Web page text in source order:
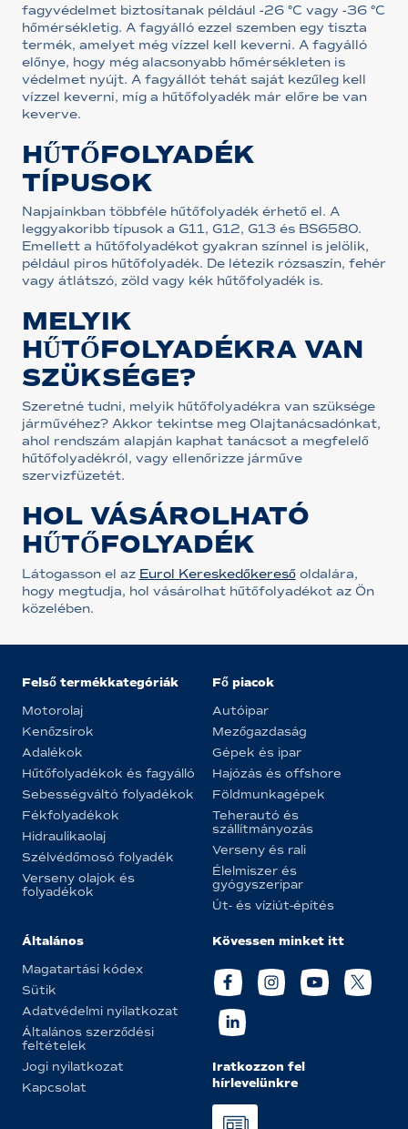
fagyvédelmet biztosítanak például -26 °C vagy -36 °C
hőmérsékletig. A fagyálló ezzel szemben egy tiszta
termék, amelyet még vízzel kell keverni. A fagyálló
előnye, hogy még alacsonyabb hőmérsékleten is
védelmet nyújt. A fagyállót tehát saját kezűleg kell
vízzel keverni, míg a hűtőfolyadék már előre be van
keverve.
HŰTŐFOLYADÉK
TÍPUSOK
Napjainkban többféle hűtőfolyadék érhető el. A
leggyakoribb típusok a G11, G12, G13 és BS6580.
Emellett a hűtőfolyadékot gyakran színnel is jelölik,
például piros hűtőfolyadék. De létezik rózsaszín, fehér
vagy átlátszó, zöld vagy kék hűtőfolyadék is.
MELYIK
HŰTŐFOLYADÉKRA VAN
SZÜKSÉGE?
Szeretné tudni, melyik hűtőfolyadékra van szüksége
járművéhez? Akkor tekintse meg Olajtanácsadónkat,
ahol rendszám alapján kaphat tanácsot a megfelelő
hűtőfolyadékról, vagy ellenőrizze járműve
szervizfüzetét.
HOL VÁSÁROLHATÓ
HŰTŐFOLYADÉK
Látogasson el az Eurol Kereskedőkeresőoldalára,
hogy megtudja, hol vásárolhat hűtőfolyadékot az Ön
közelében.
Felső termékkategóriák
Motorolaj
Kenőzsírok
Adalékok
Hűtőfolyadékok és fagyálló
Sebességváltó folyadékok
Fékfolyadékok
Hidraulikaolaj
Szélvédőmosó folyadék
Verseny olajok és
folyadékok
Fő piacok
Autóipar
Mezőgazdaság
Gépek és ipar
Hajózás és offshore
Földmunkagépek
Teherautó és
szállítmányozás
Verseny és rali
Élelmiszer és
gyógyszeripar
Út- és víziút-építés
Általános
Magatartási kódex
Sütik
Adatvédelmi nyilatkozat
Általános szerződési
feltételek
Jogi nyilatkozat
Kapcsolat
Kövessen minket itt
Iratkozzon fel
hírlevelünkre